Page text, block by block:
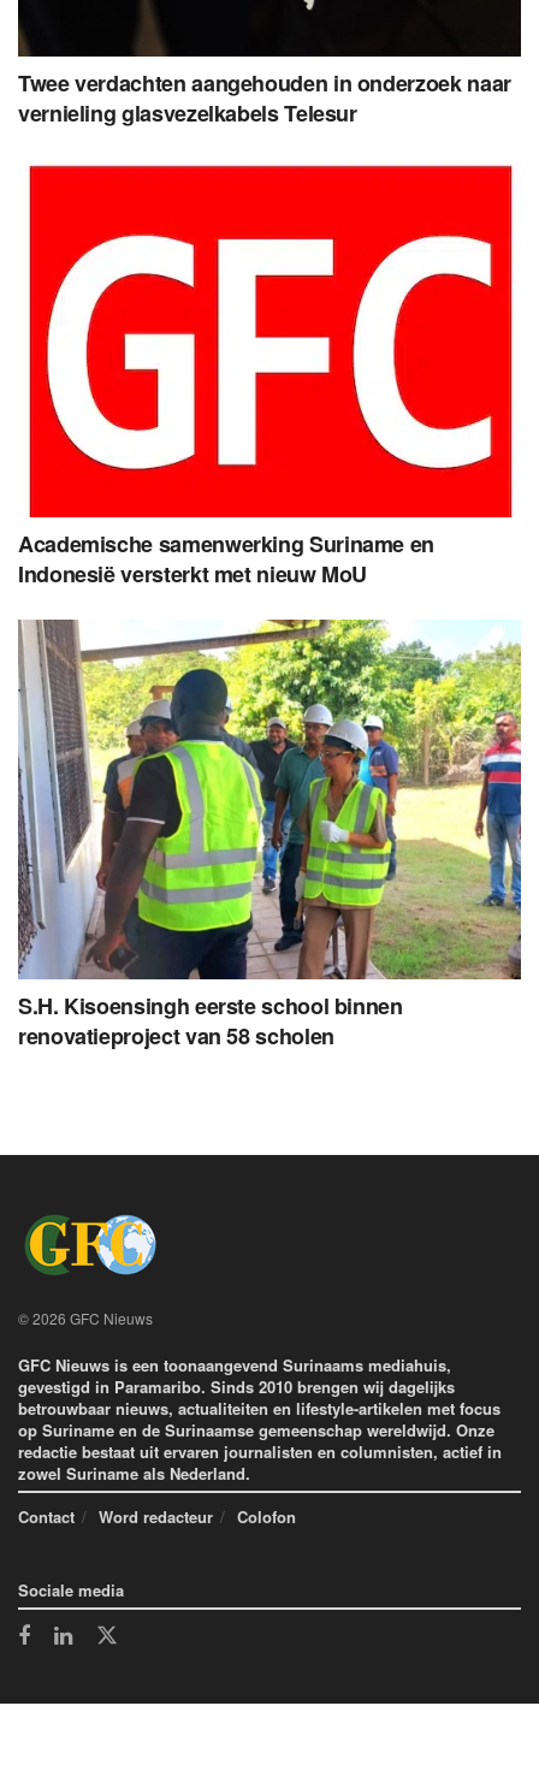
Twee verdachten aangehouden in onderzoek naar
vernieling glasvezelkabels Telesur
Academische samenwerking Suriname en
Indonesië versterkt met nieuw MoU
S.H. Kisoensingh eerste school binnen
renovatieproject van 58 scholen
© 2026 GFC Nieuws
GFC Nieuws is een toonaangevend Surinaams mediahuis,
gevestigd in Paramaribo. Sinds 2010 brengen wij dagelijks
betrouwbaar nieuws, actualiteiten en lifestyle-artikelen met focus
op Suriname en de Surinaamse gemeenschap wereldwijd. Onze
redactie bestaat uit ervaren journalisten en columnisten, actief in
zowel Suriname als Nederland.
Contact
Word redacteur Colofon
Sociale media